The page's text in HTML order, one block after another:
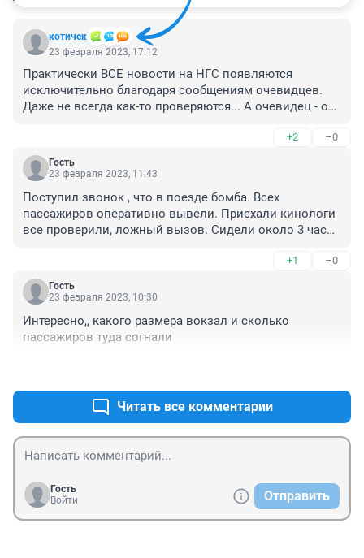
котичек
23 февраля 2023, 17:12
Практически ВСЕ новости на НГС появляются
исключительно благодаря сообщениям очевидцев.
Даже не всегда как-то проверяются... А очевидец - он
вагона и идти в здание вокзала, а вот почему - не
факт, что объяснили. Он пошел, а сам по дороге сразу
сообщение кинул. Вот и новость у журналистов
выяснять будут... Главное - прокукарекать, и ,
желательно, прокукарекать ПЕРВЫМИ!
+2 –0
Гость
23 февраля 2023, 11:43
Поступил звонок , что в поезде бомба. Всех
пассажиров оперативно вывели. Приехали кинологи
все проверили, ложный вызов. Сидели около 3 часов
+1 –0
Гость
23 февраля 2023, 10:30
Интересно,, какого размера вокзал и сколько
пассажиров туда согнали
Читать все комментарии
Гость
Войти
Отправить